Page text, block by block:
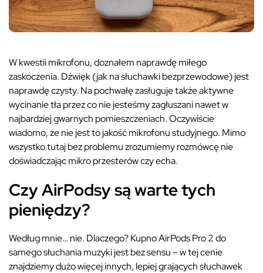
W kwestii mikrofonu, doznałem naprawdę miłego
zaskoczenia. Dźwięk (jak na słuchawki bezprzewodowe) jest
naprawdę czysty. Na pochwałę zasługuje także aktywne
wycinanie tła przez co nie jesteśmy zagłuszani nawet w
najbardziej gwarnych pomieszczeniach. Oczywiście
wiadomo, że nie jest to jakość mikrofonu studyjnego. Mimo
wszystko tutaj bez problemu zrozumiemy rozmówcę nie
doświadczając mikro przesterów czy echa.
Czy AirPodsy są warte tych
pieniędzy?
Według mnie… nie. Dlaczego? Kupno AirPods Pro 2 do
samego słuchania muzyki jest bez sensu – w tej cenie
znajdziemy dużo więcej innych, lepiej grających słuchawek